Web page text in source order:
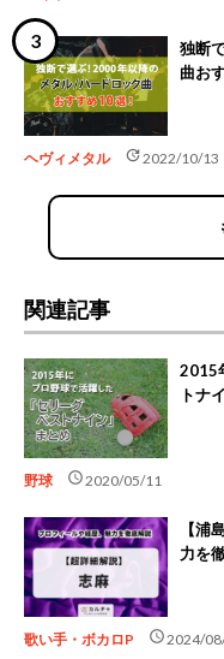
独断
曲お
ヘヴィメタル update2022/10/13
関連記事
2015
トナ
野球 schedule2020/05/11
【浦
力を
歌い手・ボカロP schedule2024/